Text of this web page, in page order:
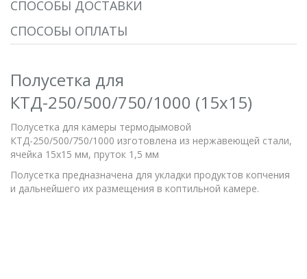
СПОСОБЫ ДОСТАВКИ
СПОСОБЫ ОПЛАТЫ
Полусетка для
КТД-250/500/750/1000 (15х15)
Полусетка для камеры термодымовой
КТД-250/500/750/1000 изготовлена из нержавеющей стали,
ячейка 15х15 мм, пруток 1,5 мм
Полусетка предназначена для укладки продуктов копчения
и дальнейшего их размещения в коптильной камере.